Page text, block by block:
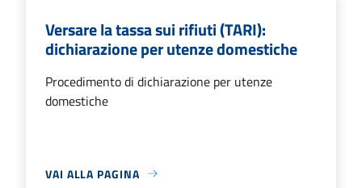
Versare la tassa sui rifiuti (TARI):
dichiarazione per utenze domestiche
Procedimento di dichiarazione per utenze
domestiche
VAI ALLA PAGINA